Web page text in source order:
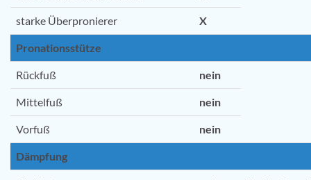
starke Überpronierer X
Pronationsstütze
Rückfuß nein
Mittelfuß nein
Vorfuß nein
Dämpfung